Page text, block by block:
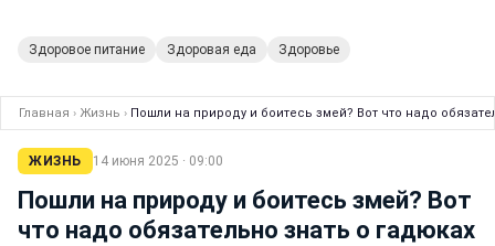
Здоровое питание Здоровая еда Здоровье
Главная › Жизнь › Пошли на природу и боитесь змей? Вот что надо
ЖИЗНЬ 14 июня 2025 · 09:00
Пошли на природу и боитесь змей? Вот
что надо обязательно знать о гадюках